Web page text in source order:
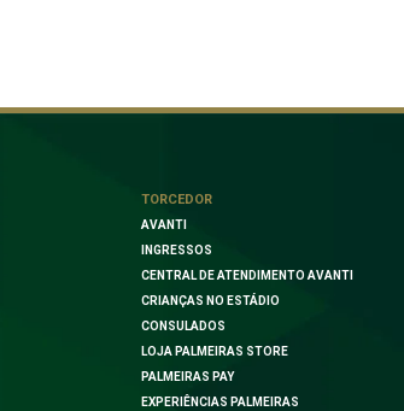
TORCEDOR
AVANTI
INGRESSOS
CENTRAL DE ATENDIMENTO AVANTI
CRIANÇAS NO ESTÁDIO
CONSULADOS
LOJA PALMEIRAS STORE
PALMEIRAS PAY
EXPERIÊNCIAS PALMEIRAS